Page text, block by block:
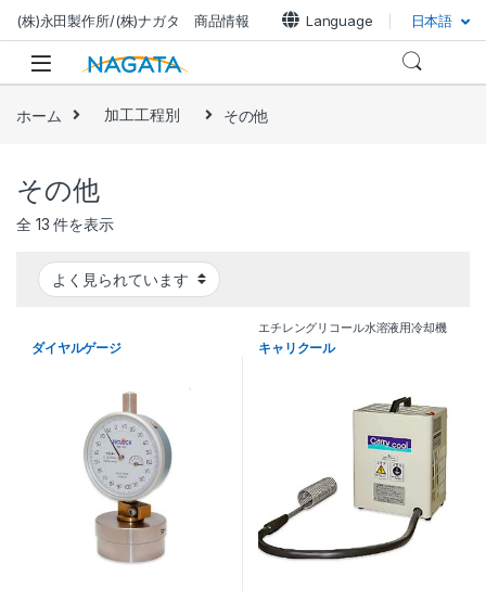
ナビゲーションにジャンプ
コンテンツへスキップ
(株)永田製作所/(株)ナガタ 商品情報 Language 日本語
ホーム 加工工程別 その他
その他
全 13 件を表示
ダイヤルゲージ
エチレングリコール水溶液用冷却機
キャリクール